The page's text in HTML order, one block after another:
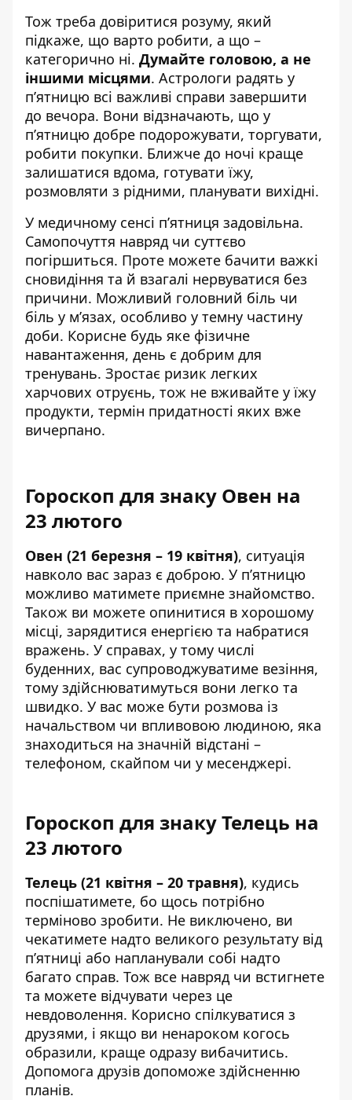
Тож треба довіритися розуму, який
підкаже, що варто робити, а що –
категорично ні. Думайте головою, а не
іншими місцями. Астрологи радять у
п’ятницю всі важливі справи завершити
до вечора. Вони відзначають, що у
п’ятницю добре подорожувати, торгувати,
робити покупки. Ближче до ночі краще
залишатися вдома, готувати їжу,
розмовляти з рідними, планувати вихідні.
У медичному сенсі п’ятниця задовільна.
Самопочуття навряд чи суттєво
погіршиться. Проте можете бачити важкі
сновидіння та й взагалі нервуватися без
причини. Можливий головний біль чи
біль у м’язах, особливо у темну частину
доби. Корисне будь яке фізичне
навантаження, день є добрим для
тренувань. Зростає ризик легких
харчових отруєнь, тож не вживайте у їжу
продукти, термін придатності яких вже
вичерпано.
Гороскоп для знаку Овен на
23 лютого
Овен (21 березня – 19 квітня), ситуація
навколо вас зараз є доброю. У п’ятницю
можливо матимете приємне знайомство.
Також ви можете опинитися в хорошому
місці, зарядитися енергією та набратися
вражень. У справах, у тому числі
буденних, вас супроводжуватиме везіння,
тому здійснюватимуться вони легко та
швидко. У вас може бути розмова із
начальством чи впливовою людиною, яка
знаходиться на значній відстані –
телефоном, скайпом чи у месенджері.
Гороскоп для знаку Телець на
23 лютого
Телець (21 квітня – 20 травня), кудись
поспішатимете, бо щось потрібно
терміново зробити. Не виключено, ви
чекатимете надто великого результату від
п’ятниці або напланували собі надто
багато справ. Тож все навряд чи встигнете
та можете відчувати через це
невдоволення. Корисно спілкуватися з
друзями, і якщо ви ненароком когось
образили, краще одразу вибачитись.
Допомога друзів допоможе здійсненню
планів.